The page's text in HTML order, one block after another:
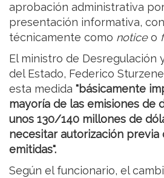
aprobación administrativa
presentación informativa,
técnicamente como noticeo
El ministro de Desregulación
del Estado, Federico
esta medida "básicamente
mayoría de las emisiones de
unos 130/140 millones de
necesitar autorización previa
emitidas".
Según el funcionario, el